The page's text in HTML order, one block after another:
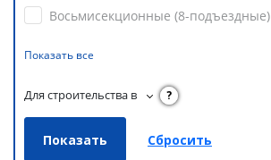
Восьмисекционные (8-подъездные)
Показать все
Для строительства в ?